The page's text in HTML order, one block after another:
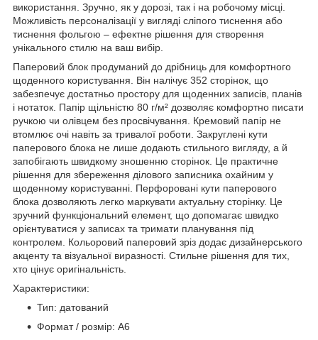
використання. Зручно, як у дорозі, так і на робочому місці.
Можливість персоналізації у вигляді сліпого тиснення або
тиснення фольгою – ефектне рішення для створення
унікального стилю на ваш вибір.
Паперовий блок продуманий до дрібниць для комфортного
щоденного користування. Він налічує 352 сторінок, що
забезпечує достатньо простору для щоденних записів, планів
і нотаток. Папір щільністю 80 г/м² дозволяє комфортно писати
ручкою чи олівцем без просвічування. Кремовий папір не
втомлює очі навіть за тривалої роботи. Закруглені кути
паперового блока не лише додають стильного вигляду, а й
запобігають швидкому зношенню сторінок. Це практичне
рішення для збереження ділового записника охайним у
щоденному користуванні. Перфоровані кути паперового
блока дозволяють легко маркувати актуальну сторінку. Це
зручний функціональний елемент, що допомагає швидко
орієнтуватися у записах та тримати планування під
контролем. Кольоровий паперовий зріз додає дизайнерського
акценту та візуальної виразності. Стильне рішення для тих,
хто цінує оригінальність.
Характеристики:
Тип: датований
Формат / розмір: A6